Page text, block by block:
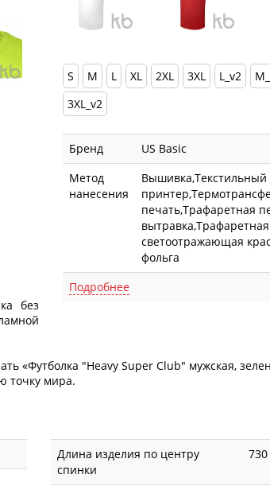
S M L XL 2XL 3XL L_v2
3XL_v2
Бренд
US Basic
Метод
нанесения
Вышивка,Текстильный
печать,Трафаретная
светоотражающая
фольга
Подробнее
без
«Футболка "Heavy Super Club" мужская,
точку мира.
Длина изделия по центру
спинки